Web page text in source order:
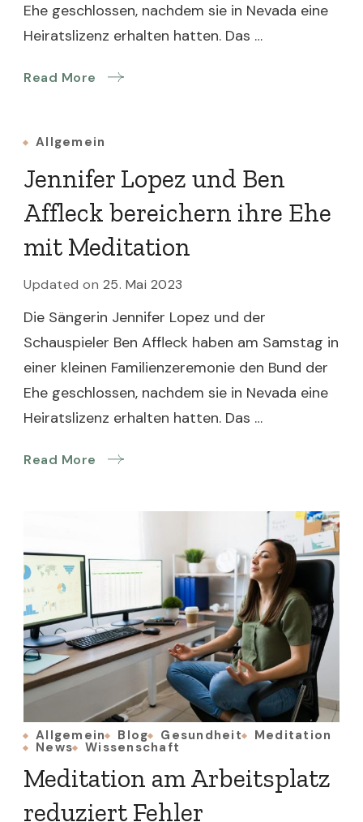
Ehe geschlossen, nachdem sie in Nevada eine
Heiratslizenz erhalten hatten. Das …
Read More
Allgemein
Jennifer Lopez und Ben
Affleck bereichern ihre Ehe
mit Meditation
Updated on 25. Mai 2023
Die Sängerin Jennifer Lopez und der
Schauspieler Ben Affleck haben am Samstag in
einer kleinen Familienzeremonie den Bund der
Ehe geschlossen, nachdem sie in Nevada eine
Heiratslizenz erhalten hatten. Das …
Read More
Allgemein Blog Gesundheit Meditation
News Wissenschaft
Meditation am Arbeitsplatz
reduziert Fehler